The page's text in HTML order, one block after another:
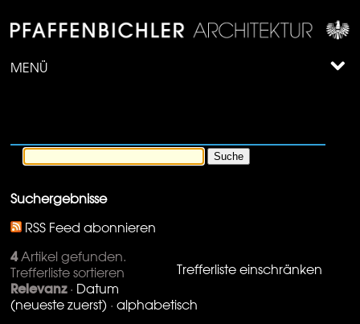
MENÜ
Suchergebnisse
RSS Feed abonnieren
4Artikel gefunden.
Trefferliste einschränken
Trefferliste sortieren
Relevanz · Datum
(neueste zuerst) · alphabetisch